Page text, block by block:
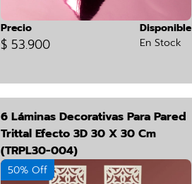
Precio
$ 53.900
Disponible
En Stock
6 Láminas Decorativas Para Pared
Trittal Efecto 3D 30 X 30 Cm
(TRPL30-004)
50% Off